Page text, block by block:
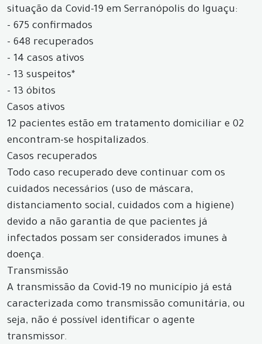
situação da Covid-19 em Serranópolis do Iguaçu:
- 675 confirmados
- 648 recuperados
- 14 casos ativos
- 13 suspeitos*
- 13 óbitos
Casos ativos
12 pacientes estão em tratamento domiciliar e 02
encontram-se hospitalizados.
Casos recuperados
Todo caso recuperado deve continuar com os
cuidados necessários (uso de máscara,
distanciamento social, cuidados com a higiene)
devido a não garantia de que pacientes já
infectados possam ser considerados imunes à
doença.
Transmissão
A transmissão da Covid-19 no município já está
caracterizada como transmissão comunitária, ou
seja, não é possível identificar o agente
transmissor.